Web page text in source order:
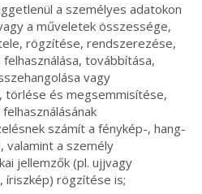
a személyes adatokon
a műveletek összessége,
rögzítése, rendszerezése,
továbbítása,
vagy
törlése és megsemmisítése,
számít a fénykép-, hang-
valamint a személy
jellemzők (pl. ujjvagy
íriszkép) rögzítése is;